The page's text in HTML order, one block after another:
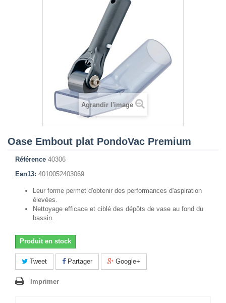
Agrandir l'image
Oase Embout plat PondoVac Premium
Référence 40306
Ean13: 4010052403069
Leur forme permet d'obtenir des performances d'aspiration
élevées.
Nettoyage efficace et ciblé des dépôts de vase au fond du
bassin.
Produit en stock
Tweet Partager Google+
Imprimer